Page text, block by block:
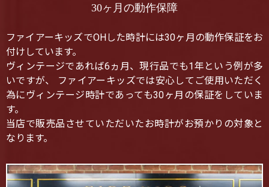
30ヶ月の動作保障
ファイアーキッズでOHした時計には30ヶ月の動作保証をお
付けしています。
ヴィンテージであれば6ヵ月、現行品でも1年という例が多
いですが、 ファイアーキッズでは安心してご使用いただく
為にヴィンテージ時計であっても30ヶ月の保証をしていま
す。
当店で販売品させていただいたお時計がお預かりの対象と
なります。